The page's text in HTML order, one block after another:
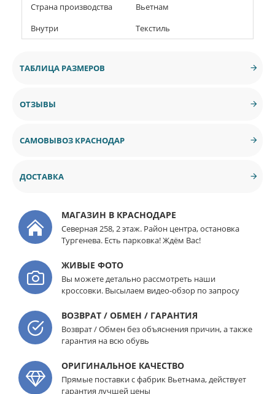
Страна производства
Вьетнам
Внутри
Текстиль
ТАБЛИЦА РАЗМЕРОВ
ОТЗЫВЫ
САМОВЫВОЗ КРАСНОДАР
ДОСТАВКА
МАГАЗИН В КРАСНОДАРЕ
Северная 258, 2 этаж. Район центра, остановка
Тургенева. Есть парковка! Ждём Вас!
ЖИВЫЕ ФОТО
Вы можете детально рассмотреть наши
кроссовки. Высылаем видео-обзор по запросу
ВОЗВРАТ / ОБМЕН / ГАРАНТИЯ
Возврат / Обмен без объяснения причин, а также
гарантия на всю обувь
ОРИГИНАЛЬНОЕ КАЧЕСТВО
Прямые поставки с фабрик Вьетнама, действует
гарантия лучшей цены